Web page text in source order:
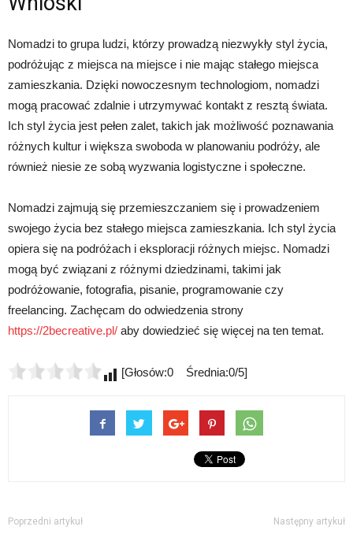
Nomadzi to grupa ludzi, którzy prowadzą niezwykły styl życia,
podróżując z miejsca na miejsce i nie mając stałego miejsca
zamieszkania. Dzięki nowoczesnym technologiom, nomadzi
mogą pracować zdalnie i utrzymywać kontakt z resztą świata.
Ich styl życia jest pełen zalet, takich jak możliwość poznawania
różnych kultur i większa swoboda w planowaniu podróży, ale
również niesie ze sobą wyzwania logistyczne i społeczne.
Nomadzi zajmują się przemieszczaniem się i prowadzeniem
swojego życia bez stałego miejsca zamieszkania. Ich styl życia
opiera się na podróżach i eksploracji różnych miejsc. Nomadzi
mogą być związani z różnymi dziedzinami, takimi jak
podróżowanie, fotografia, pisanie, programowanie czy
freelancing. Zachęcam do odwiedzenia strony
https://2becreative.pl/ aby dowiedzieć się więcej na ten temat.
[Głosów:0 Średnia:0/5]
Poprzedni artykuł Następny artykuł